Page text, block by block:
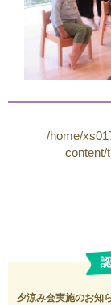
/home/
content/
夕涼み会実施のお知